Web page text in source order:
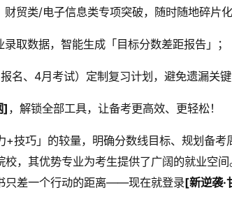
贸类/电子信息类专项突破，随时随地碎片化
取数据，智能生成「目标分数差距报告」；
名、4月考试）定制复习计划，避免遗漏关键
] ，解锁全部工具，让备考更高效、更轻松！
+技巧」的较量，明确分数线目标、规划备考
，其优势专业为考生提供了广阔的就业空
只差一个行动的距离——现在就登录[新逆袭·